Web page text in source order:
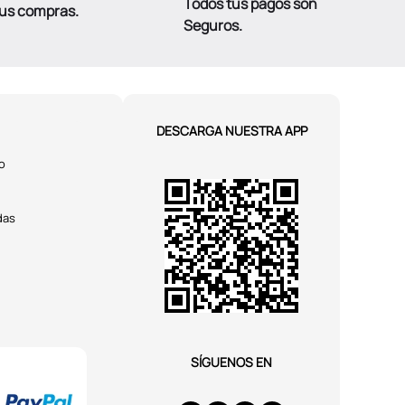
compras.
Seguros.
DESCARGA NUESTRA APP
SÍGUENOS EN